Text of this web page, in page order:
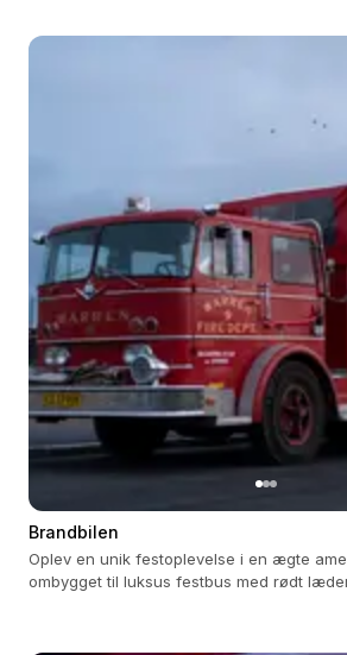
Brandbilen
Oplev en unik festoplevelse i en ægte
ombygget til luksus festbus med rødt